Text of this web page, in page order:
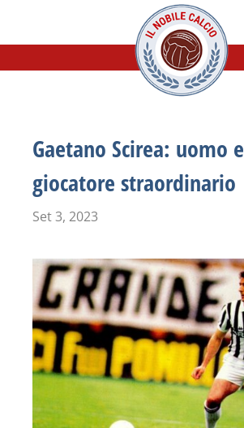
Gaetano Scirea: uomo e
giocatore straordinario
Set 3, 2023